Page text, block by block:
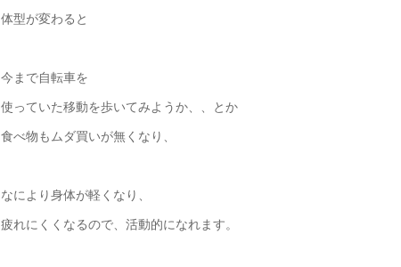
体型が変わると
今まで自転車を
使っていた移動を歩いてみようか、、とか
食べ物もムダ買いが無くなり、
なにより身体が軽くなり、
疲れにくくなるので、活動的になれます。